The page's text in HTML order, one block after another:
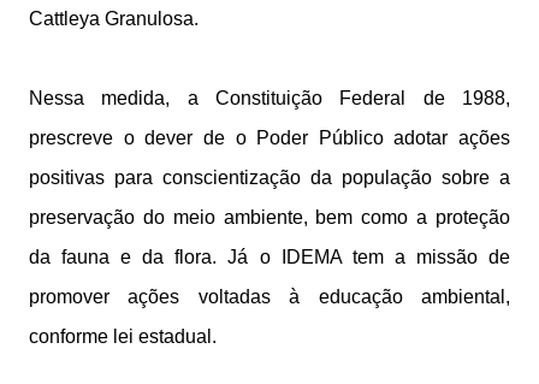
Cattleya Granulosa.
Nessa medida, a Constituição Federal de 1988,
prescreve o dever de o Poder Público adotar ações
positivas para conscientização da população sobre a
preservação do meio ambiente, bem como a proteção
da fauna e da flora. Já o IDEMA tem a missão de
promover ações voltadas à educação ambiental,
conforme lei estadual.